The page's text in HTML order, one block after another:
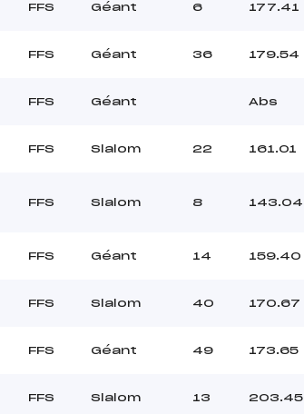
FFS Géant 6 177.41
FFS Géant 36 179.54
FFS Géant Abs
FFS Slalom 22 161.01
FFS Slalom 8 143.04
FFS Géant 14 159.40
FFS Slalom 40 170.67
FFS Géant 49 173.65
FFS Slalom 13 203.45